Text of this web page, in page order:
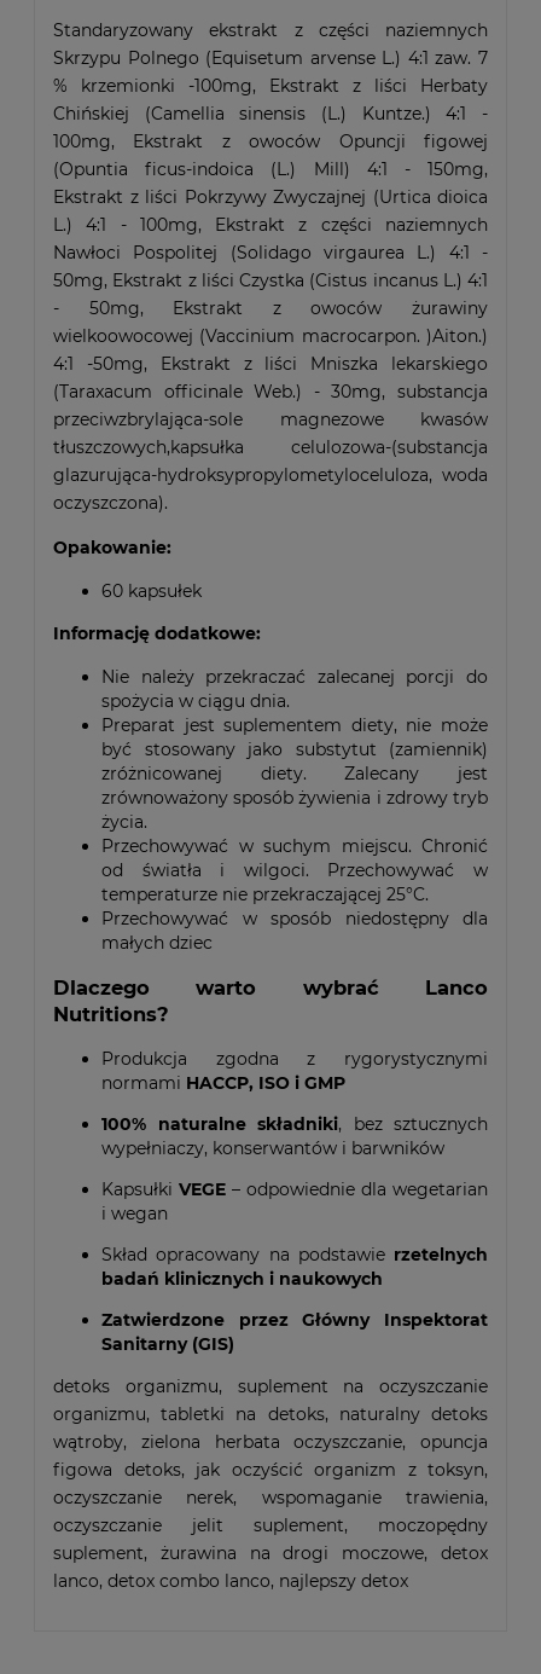
Standaryzowany ekstrakt z części naziemnych
Skrzypu Polnego (Equisetum arvense L.) 4:1 zaw. 7
% krzemionki -100mg, Ekstrakt z liści Herbaty
Chińskiej (Camellia sinensis (L.) Kuntze.) 4:1 -
100mg, Ekstrakt z owoców Opuncji figowej
(Opuntia ficus-indoica (L.) Mill) 4:1 - 150mg,
Ekstrakt z liści Pokrzywy Zwyczajnej (Urtica dioica
L.) 4:1 - 100mg, Ekstrakt z części naziemnych
Nawłoci Pospolitej (Solidago virgaurea L.) 4:1 -
50mg, Ekstrakt z liści Czystka (Cistus incanus L.) 4:1
- 50mg, Ekstrakt z owoców żurawiny
wielkoowocowej (Vaccinium macrocarpon. )Aiton.)
4:1 -50mg, Ekstrakt z liści Mniszka lekarskiego
(Taraxacum officinale Web.) - 30mg, substancja
przeciwzbrylająca-sole magnezowe kwasów
tłuszczowych,kapsułka celulozowa-(substancja
glazurująca-hydroksypropylometyloceluloza, woda
oczyszczona).
Opakowanie:
60 kapsułek
Informację dodatkowe:
Nie należy przekraczać zalecanej porcji do
spożycia w ciągu dnia.
Preparat jest suplementem diety, nie może
być stosowany jako substytut (zamiennik)
zróżnicowanej diety. Zalecany jest
zrównoważony sposób żywienia i zdrowy tryb
życia.
Przechowywać w suchym miejscu. Chronić
od światła i wilgoci. Przechowywać w
temperaturze nie przekraczającej 25°C.
Przechowywać w sposób niedostępny dla
małych dziec
Dlaczego warto wybrać Lanco
Nutritions?
Produkcja zgodna z rygorystycznymi
normami HACCP, ISO i GMP
100% naturalne składniki, bez sztucznych
wypełniaczy, konserwantów i barwników
Kapsułki VEGE – odpowiednie dla wegetarian
i wegan
Skład opracowany na podstawie rzetelnych
badań klinicznych i naukowych
Zatwierdzone przez Główny Inspektorat
Sanitarny (GIS)
detoks organizmu, suplement na oczyszczanie
organizmu, tabletki na detoks, naturalny detoks
wątroby, zielona herbata oczyszczanie, opuncja
figowa detoks, jak oczyścić organizm z toksyn,
oczyszczanie nerek, wspomaganie trawienia,
oczyszczanie jelit suplement, moczopędny
suplement, żurawina na drogi moczowe, detox
lanco, detox combo lanco, najlepszy detox